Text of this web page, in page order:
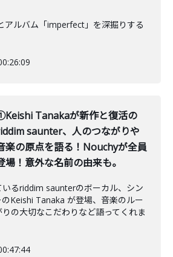
アルバム「imperfect」を深掘りする
Tanakaが新作と復活の
saunter、人のつながりや
楽の原点を語る！Nouchyが全員
場！意外な名前の由来も。
るriddim saunterのボーカル、シン
Keishi Tanaka が登場、音楽のルー
の大切なこだわりなど語ってくれま